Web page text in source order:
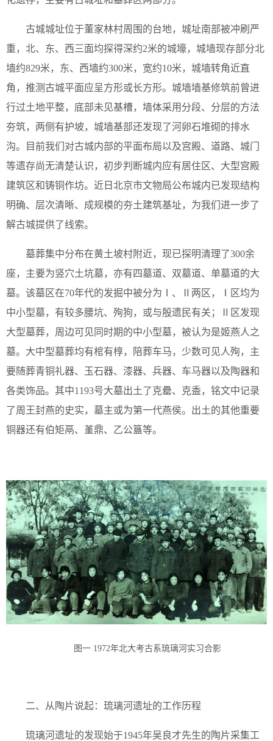
古城城址位于董家林村周围的台地，城址南部被冲刷严
重，北、东、西三面均探得深约2米的城壕，城墙现存部分北
墙约829米，东、西墙约300米，宽约10米，城墙转角近直
角，推测古城平面应呈方形或长方形。城墙墙基修筑前曾进
行过土地平整，底部未见基槽，墙体采用分段、分层的方法
夯筑，两侧有护坡，城墙基部还发现了河卵石堆砌的排水
沟。目前我们对古城内部的平面布局以及宫殿、道路、城门
等遗存尚无清楚认识，初步判断城内应有居住区、大型宫殿
建筑区和铸铜作坊。近日北京市文物局公布城内已发现结构
明确、层次清晰、成规模的夯土建筑基址，为我们进一步了
解古城提供了线索。
墓葬集中分布在黄土坡村附近，现已探明清理了300余
座，主要为竖穴土坑墓，亦有四墓道、双墓道、单墓道的大
墓。该墓区在70年代的发掘中被分为Ⅰ、Ⅱ两区，Ⅰ区均为
中小型墓，有较多腰坑、殉狗，或与殷遗民有关；Ⅱ区发现
大型墓葬，周边可见同时期的中小型墓，被认为是姬燕人之
墓。大中型墓葬均有棺有椁，陪葬车马，少数可见人殉，主
要随葬青铜礼器、玉石器、漆器、兵器、车马器以及陶器和
各类饰品。其中1193号大墓出土了克罍、克盉，铭文中记录
了周王封燕的史实，墓主或为第一代燕侯。出土的其他重要
铜器还有伯矩鬲、堇鼎、乙公簋等。
图一 1972年北大考古系琉璃河实习合影
二、从陶片说起：琉璃河遗址的工作历程
琉璃河遗址的发现始于1945年吴良才先生的陶片采集工